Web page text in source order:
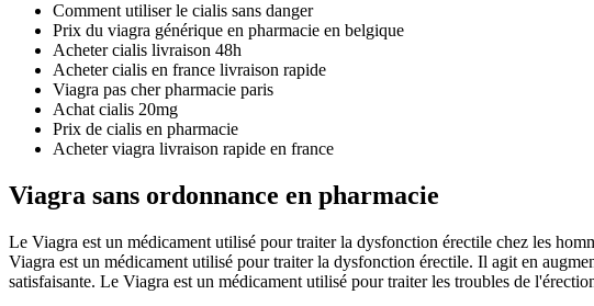
Comment utiliser le cialis sans danger
Prix du viagra générique en pharmacie en belgique
Acheter cialis livraison 48h
Acheter cialis en france livraison rapide
Viagra pas cher pharmacie paris
Achat cialis 20mg
Prix de cialis en pharmacie
Acheter viagra livraison rapide en france
Viagra sans ordonnance en pharmacie
Le Viagra est un médicament utilisé pour traiter la dysfonction érectile chez les
Viagra est un médicament utilisé pour traiter la dysfonction érectile. Il agit en
satisfaisante. Le Viagra est un médicament utilisé pour traiter les troubles de